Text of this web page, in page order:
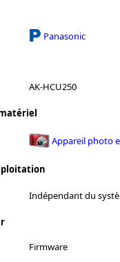
Panasonic
AK-HCU250
Appareil photo
Indépendant du
Firmware